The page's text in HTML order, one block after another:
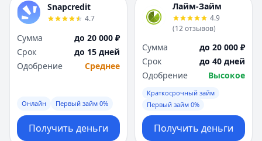
Snapcredit
4.7
Сумма
до 20 000 ₽
Срок
до 15 дней
Одобрение
Среднее
Онлайн Первый займ 0%
Получить деньги
Лайм-Займ
4.9
(12отзывов)
Сумма
до 20 000 ₽
Срок
до 40 дней
Одобрение
Высокое
Краткосрочный займ
Первый займ 0%
Получить деньги